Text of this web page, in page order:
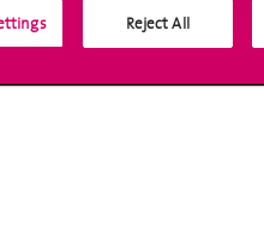
Reject All